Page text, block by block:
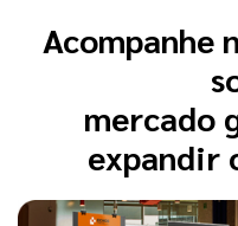
Acompanhe
mercado
expandir